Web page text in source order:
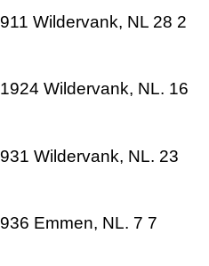
Wildervank, NL 28 2
Wildervank, NL. 16
Wildervank, NL. 23
Emmen, NL. 7 7